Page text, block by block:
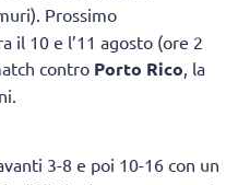
Prossimo
il 10 e l’11 agosto (ore 2
contro Porto Rico , la
3-8 e poi 10-16 con un